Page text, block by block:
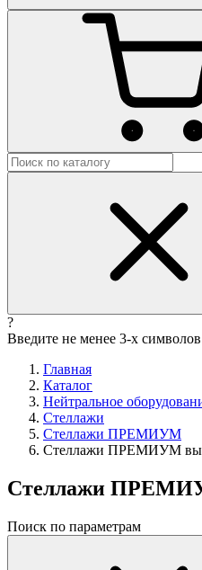
?
Введите не менее 3-х символов
Главная
Каталог
Нейтральное
Стеллажи
Стеллажи ПРЕМИУМ
Стеллажи ПРЕМИУМ
Стеллажи
Поиск по параметрам